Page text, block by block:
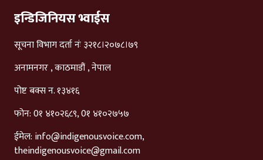
इन्डिजिनियस भ्वाईस
सूचना विभाग दर्ता नंः ३२१८।२०७८।७९
अनामनगर , काठमाडौं , नेपाल
पोष्ट बक्स न. १३४१६
फोन: 0१ ४१०२६८९, 0१ ४१०२७५७
ईमेल: info@indigenousvoice.com,
theindigenousvoice@gmail.com